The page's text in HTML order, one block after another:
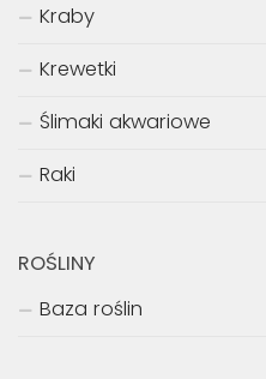
Kraby
Krewetki
Ślimaki akwariowe
Raki
ROŚLINY
Baza roślin